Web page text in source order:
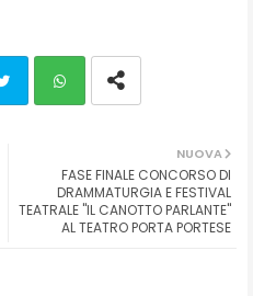
ats
ap
NUOVA
FASE FINALE CONCORSO DI
DRAMMATURGIA E FESTIVAL
TEATRALE "IL CANOTTO PARLANTE"
AL TEATRO PORTA PORTESE